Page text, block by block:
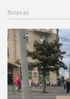
Вслух.ру